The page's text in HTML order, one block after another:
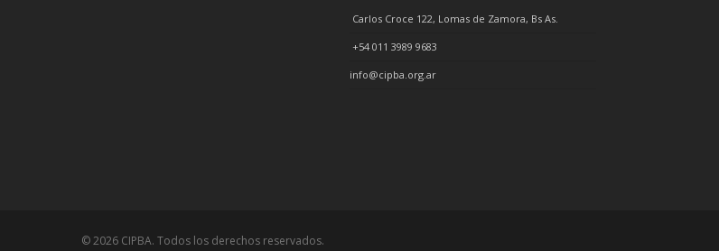
Carlos Croce 122, Lomas de Zamora, Bs As.
+54 011 3989 9683
info@cipba.org.ar
© 2026 CIPBA. Todos los derechos reservados.